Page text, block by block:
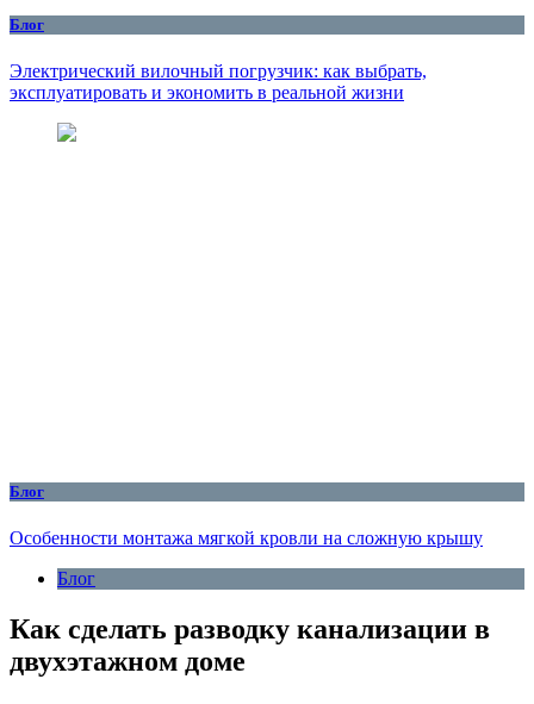
Блог
Электрический вилочный погрузчик: как выбрать,
эксплуатировать и экономить в реальной жизни
Блог
Особенности монтажа мягкой кровли на сложную крышу
Блог
Как сделать разводку канализации в
двухэтажном доме